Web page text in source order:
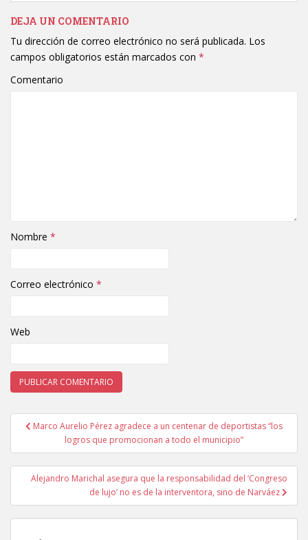
DEJA UN COMENTARIO
Tu dirección de correo electrónico no será publicada. Los
campos obligatorios están marcados con *
Comentario
Nombre *
Correo electrónico *
Web
Navegación de entradas
Marco Aurelio Pérez agradece a un centenar de deportistas “los
logros que promocionan a todo el municipio”
Alejandro Marichal asegura que la responsabilidad del ‘Congreso
de lujo’ no es de la interventora, sino de Narváez